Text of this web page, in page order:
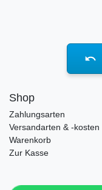
Shop
Zahlungsarten
Versandarten & -kosten
Warenkorb
Zur Kasse